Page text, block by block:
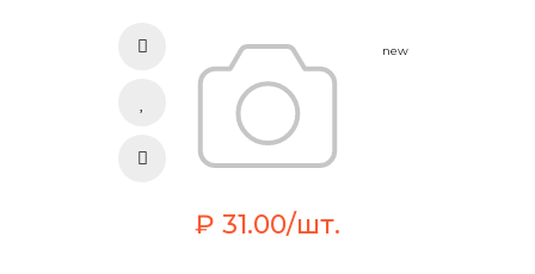
new
₽ 31.00/шт.